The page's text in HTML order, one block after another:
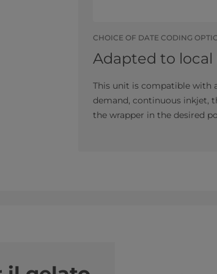
CHOICE OF DATE CODING
Adapted to
This unit is compatible with
demand, continuous inkjet,
the wrapper in the desired